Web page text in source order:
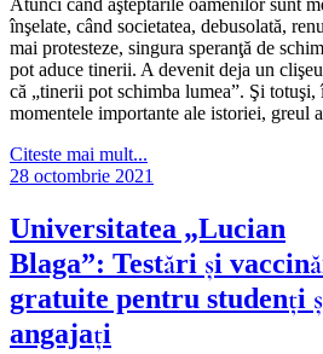
Atunci când aşteptările oamenilor sunt
înşelate, când societatea, debusolată,
mai protesteze, singura speranţă de
pot aduce tinerii. A devenit deja un clişeu
că „tinerii pot schimba lumea”. Şi totuşi,
momentele importante ale istoriei, greul a
Citeste mai mult...
28 octombrie 2021
Universitatea „Lucian
Blaga”: Testări și
gratuite pentru studenți
angajați